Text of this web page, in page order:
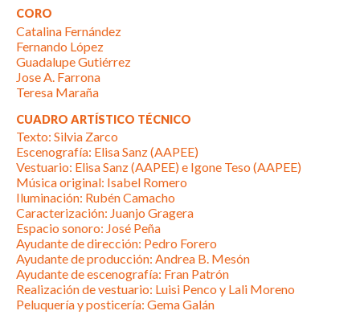
CORO
Catalina Fernández
Fernando López
Guadalupe Gutiérrez
Jose A. Farrona
Teresa Maraña
CUADRO ARTÍSTICO TÉCNICO
Texto: Silvia Zarco
Escenografía: Elisa Sanz (AAPEE)
Vestuario: Elisa Sanz (AAPEE) e Igone Teso (AAPEE)
Música original: Isabel Romero
Iluminación: Rubén Camacho
Caracterización: Juanjo Gragera
Espacio sonoro: José Peña
Ayudante de dirección: Pedro Forero
Ayudante de producción: Andrea B. Mesón
Ayudante de escenografía: Fran Patrón
Realización de vestuario: Luisi Penco y Lali Moreno
Peluquería y posticería: Gema Galán